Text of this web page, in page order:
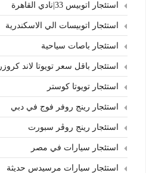
استئجار اتوبيس 33|نادي القاهرة
استئجار اتوبيسات الي الاسكندرية
استئجار باصات سياحية
استئجار باقل سعر تويوتا لاند كروزر
استئجار تويوتا كوستر
استئجار رينج روفر فوج في دبي
استئجار رينج روڤر سبورت
استئجار سيارات في مصر
استئجار سيارات مرسيدس حديثة